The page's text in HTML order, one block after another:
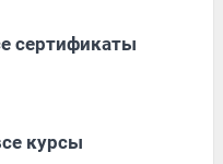
сертификаты
курсы